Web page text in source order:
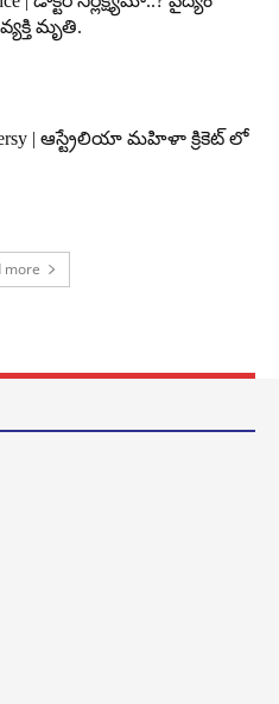
మృతి.
| ఆస్ట్రేలియా మహిళా క్రికెట్ లో
more